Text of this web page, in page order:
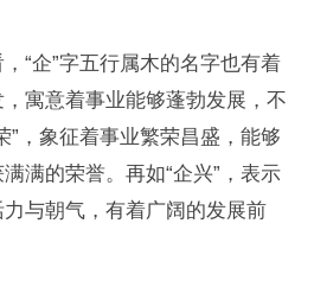
“企”字五行属木的名字也有着
寓意着事业能够蓬勃发展，不
”，象征着事业繁荣昌盛，能够
满的荣誉。再如“企兴”，表示
与朝气，有着广阔的发展前